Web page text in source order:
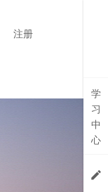
注册
学
习
中
心